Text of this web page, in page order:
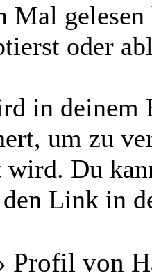
Mal
oder
in deinem
um zu
wird. Du
Link in
Profil von